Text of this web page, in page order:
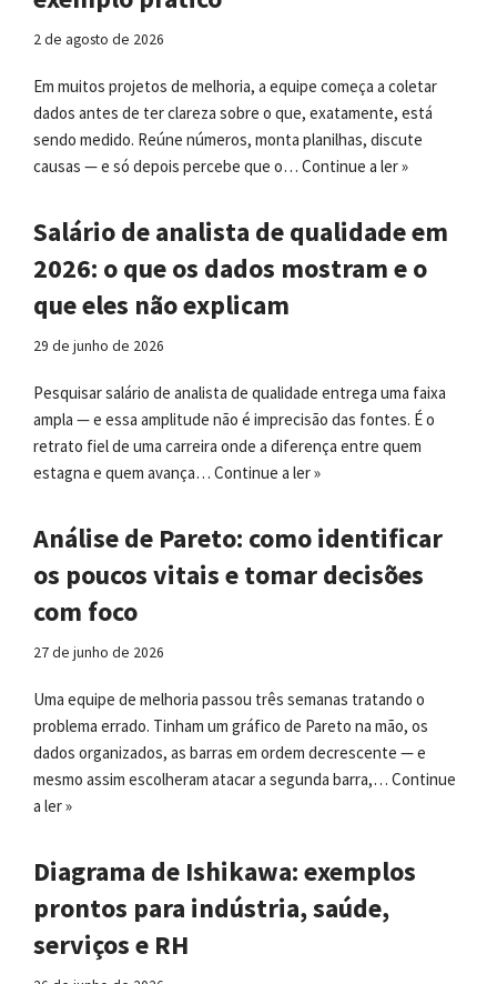
2 de agosto de 2026
Em muitos projetos de melhoria, a equipe começa a coletar
dados antes de ter clareza sobre o que, exatamente, está
sendo medido. Reúne números, monta planilhas, discute
causas — e só depois percebe que o… Continue a ler »
Salário de analista de qualidade em
2026: o que os dados mostram e o
que eles não explicam
29 de junho de 2026
Pesquisar salário de analista de qualidade entrega uma faixa
ampla — e essa amplitude não é imprecisão das fontes. É o
retrato fiel de uma carreira onde a diferença entre quem
estagna e quem avança… Continue a ler »
Análise de Pareto: como identificar
os poucos vitais e tomar decisões
com foco
27 de junho de 2026
Uma equipe de melhoria passou três semanas tratando o
problema errado. Tinham um gráfico de Pareto na mão, os
dados organizados, as barras em ordem decrescente — e
mesmo assim escolheram atacar a segunda barra,… Continue
a ler »
Diagrama de Ishikawa: exemplos
prontos para indústria, saúde,
serviços e RH